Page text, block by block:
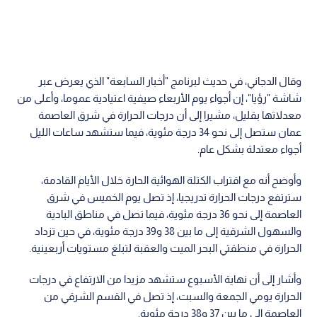
وقال الدجاني، في حديث لبرنامج "أخبار السابعة" الذي يعرض عبر